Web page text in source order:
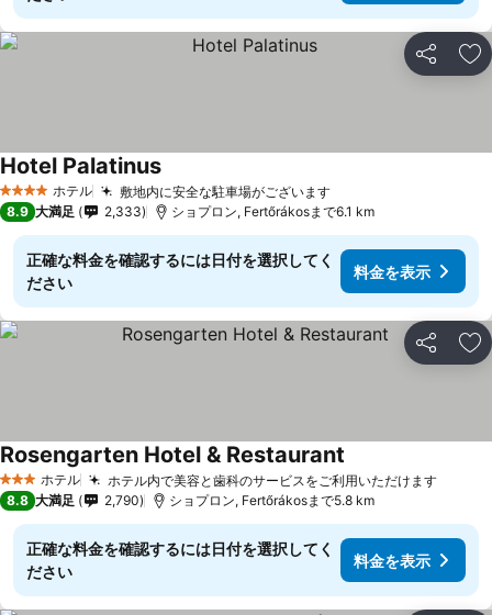
シェア お
4 ホテルのランク
ホテル 敷地内に安全な駐車場がございます料金を表示
Hotel Palatinus料金を表示
8.9 大満足 2,333 ショプロン, Fertőrákosまで6.1 km
正確な料金を確認するには日付を選択してく
ださい
料金を表示
シェア お
3 ホテルのランク
ホテル ホテル内で美容と歯科のサービスをご利用いただけます料金
Rosengarten Hotel & Restaurant
8.8 大満足 2,790 ショプロン, Fertőrákosまで5.8 km
正確な料金を確認するには日付を選択してく
ださい
料金を表示